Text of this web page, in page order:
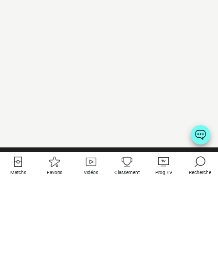
Matchs Favoris Vidéos Classement Prog TV Recherche